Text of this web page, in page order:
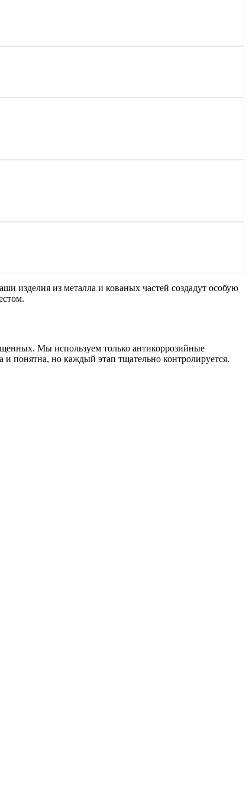
изделия из металла и кованых частей создадут особую
Мы используем только антикоррозийные
понятна, но каждый этап тщательно контролируется.